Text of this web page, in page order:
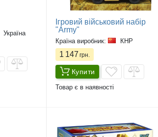
Україна
Ігровий військовий набір
"Army"
Країна виробник: КНР
1 147 грн.
Купити
Товар є в наявності